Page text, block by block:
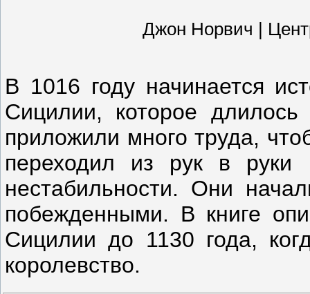
Джон Норвич |
В 1016 году начинается
Сицилии, которое
приложили много труда,
переходил из рук в руки
нестабильности. Они
побежденными. В книге
Сицилии до 1130 года,
королевство.